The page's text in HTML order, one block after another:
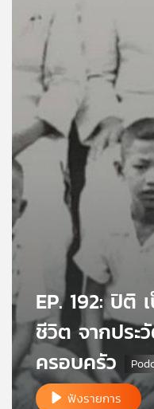
เพลง
บทความ
ข่าว
และ
กิจกรรม
เกี่ยว
เรา
เครือ
ข่าย
วิทยุ
ไทย
EP. 192: ปิติ
ชีวิต จากประ
ครอบครัว
ฟังรายการ